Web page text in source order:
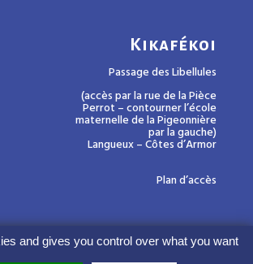
Kikafékoi
Passage des Libellules
(accès par la rue de la Pièce
Perrot – contourner l’école
maternelle de la Pigeonnière
par la gauche)
Langueux – Côtes d’Armor
Plan d’accès
and gives you control over what you want